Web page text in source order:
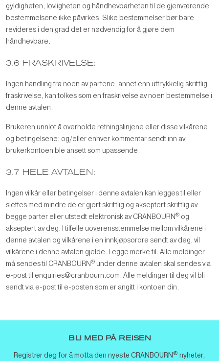
gyldigheten, lovligheten og håndhevbarheten til de gjenværende
bestemmelsene ikke påvirkes. Slike bestemmelser bør bare
revideres i den grad det er nødvendig for å gjøre dem
håndhevbare.
3.6 FRASKRIVELSE:
Ingen handling fra noen av partene, annet enn uttrykkelig skriftlig
fraskrivelse, kan tolkes som en fraskrivelse av noen bestemmelse i
denne avtalen.
Brukeren unnlot å overholde retningslinjene eller disse vilkårene
og betingelsene; og/eller enhver kommentar sendt inn av
brukerkontoen ble ansett som upassende.
3.7 HELE AVTALEN:
Ingen vilkår eller betingelser i denne avtalen kan legges til eller
slettes med mindre de er gjort skriftlig og akseptert skriftlig av
begge parter eller utstedt elektronisk av CRANBOURN® og
akseptert av deg. I tilfelle uoverensstemmelse mellom vilkårene i
denne avtalen og vilkårene i en innkjøpsordre sendt av deg, vil
vilkårene i denne avtalen gjelde. Legge merke til. Alle meldinger
må sendes til CRANBOURN® under denne avtalen skal sendes via
e-post til enquiries@cranbourn.com. Alle meldinger til deg vil bli
sendt via e-post til e-posten som er angitt i kontoen din.
BLI MED PÅ REISEN
Registrer deg for å motta den nyeste CRANBOURN ® nyheter,